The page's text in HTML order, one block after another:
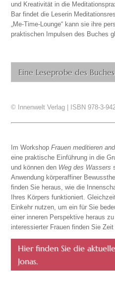
und Kreativität in die
Bar findet die Leserin
„Me-Time-Lounge“ kann sie ihre
praktischen Impulsen des Buches
Eine Leseprobe des
© Innenwelt Verlag | ISBN 978-3-
Im WorkshopFrauen meditieren
eine praktische Einführung in die
und können den Weg des Wassers
Anwendung körperaffiner
finden Sie heraus, wie die
Ihres Körpers funktioniert.
Einkehr nutzen, um ein für Sie
einer inneren Perspektive heraus
interessierter Frauen finden Sie
Hier finden Sie die
Jonas.